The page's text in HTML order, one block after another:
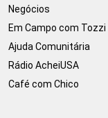
Negócios
Em Campo com Tozzi
Ajuda Comunitária
Rádio AcheiUSA
Café com Chico